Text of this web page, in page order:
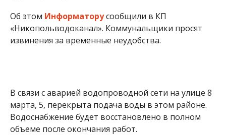
Об этом Информаторусообщили в КП
«Никопольводоканал». Коммунальщики просят
извинения за временные неудобства.
В связи с аварией водопроводной сети на улице 8
марта, 5, перекрыта подача воды в этом районе.
Водоснабжение будет восстановлено в полном
объеме после окончания работ.